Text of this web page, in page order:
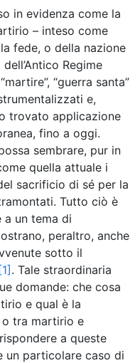
in evidenza come la
– inteso come
fede, o della nazione
Regime
“guerra santa”
e,
trovato applicazione
fino a oggi.
sembrare, pur in
quella attuale i
sacrificio di sé per la
Tutto ciò è
un tema di
peraltro, anche
sotto il
[1] . Tale straordinaria
domande: che cosa
e qual è la
tra martirio e
a queste
un particolare caso di